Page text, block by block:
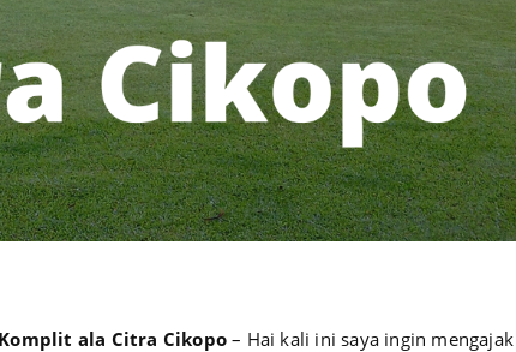
ala Citra Cikopo – Hai kali ini saya ingin mengajak